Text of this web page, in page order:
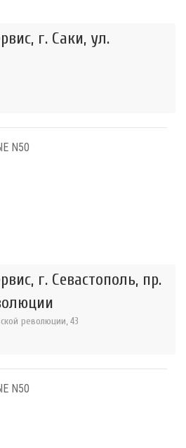
г. Саки, ул.
N50
г. Севастополь, пр.
революции, 43
N50